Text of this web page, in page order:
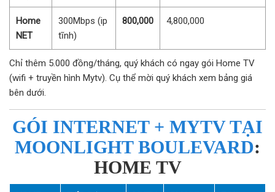
Home
NET
300Mbps (ip
tĩnh)
800,000 4,800,000
Chỉ thêm 5.000 đồng/tháng, quý khách có ngay gói Home TV
(wifi + truyền hình Mytv). Cụ thể mời quý khách xem bảng giá
bên dưới.
GÓI INTERNET + MYTV TẠI
MOONLIGHT BOULEVARD:
HOME TV